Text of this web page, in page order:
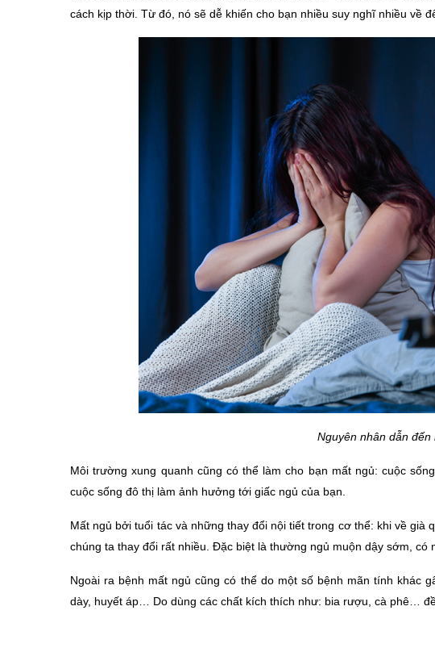
cách kịp thời. Từ đó, nó sẽ dễ khiến cho bạn nhiều suy nghĩ nhiều về
Nguyên nhân dẫn
Môi trường xung quanh cũng có thể làm cho bạn mất ngủ: cuộc
cuộc sống đô thị làm ảnh hưởng tới giấc ngủ của bạn.
Mất ngủ bởi tuổi tác và những thay đổi nội tiết trong cơ thể: khi về
chúng ta thay đổi rất nhiều. Đặc biệt là thường ngủ muộn dậy sớm,
Ngoài ra bệnh mất ngủ cũng có thể do một số bệnh mãn tính khác
dày, huyết áp… Do dùng các chất kích thích như: bia rượu, cà phê…